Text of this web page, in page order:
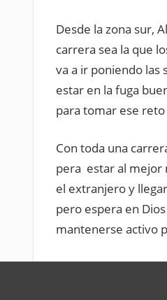
Desde la zona sur,
carrera sea la que
va a ir poniendo las
estar en la fuga
para tomar ese
Con toda una
pera estar al mejor
el extranjero y
pero espera en
mantenerse activo